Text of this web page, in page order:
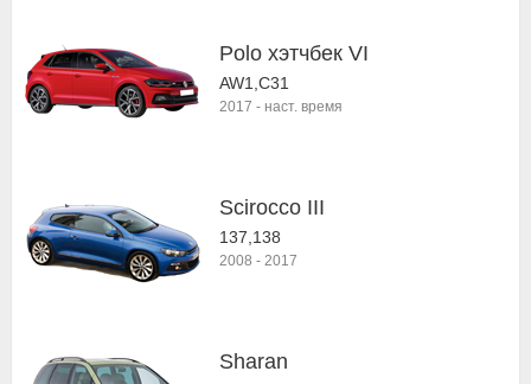
Polo хэтчбек VI
AW1,C31
2017 - наст. время
Scirocco III
137,138
2008 - 2017
Sharan